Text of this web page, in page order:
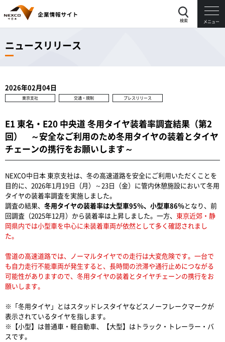
検索 メニュー
ニュースリリース
2026年02月04日
東京支社 交通・規制 プレスリリース
E1 東名・E20 中央道 冬用タイヤ装着率調査結果（第2
回） ～安全なご利用のため冬用タイヤの装着とタイヤ
チェーンの携行をお願いします～
NEXCO中日本 東京支社は、冬の高速道路を安全にご利用いただくことを
目的に、2026年1月19日（月）～23日（金）に管内休憩施設において冬用
タイヤの装着率調査を実施しました。
調査の結果、 冬用タイヤの装着率は大型車95％、小型車86％となり、前
回調査（2025年12月）から装着率は上昇しました。一方、 東京近郊・静
岡県内では小型車を中心に未装着車両が依然として多く確認されまし
た。
雪道の高速道路では、ノーマルタイヤでの走行は大変危険です。一台で
も自力走行不能車両が発生すると、長時間の渋滞や通行止めにつながる
可能性がありますので、冬用タイヤの装着とタイヤチェーンの携行をお
願いします。
※「冬用タイヤ」とはスタッドレスタイヤなどスノーフレークマークが
表示されているタイヤを指します。
※【小型】は普通車・軽自動車、【大型】はトラック・トレーラー・バ
スです。